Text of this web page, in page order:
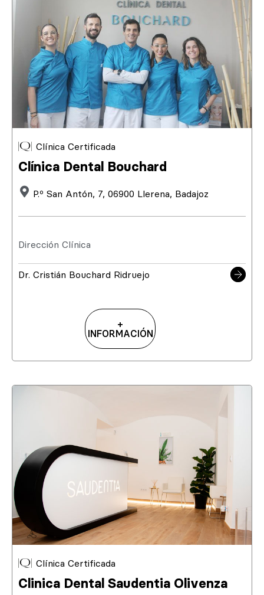
Clínica Certificada
Clínica Dental Bouchard
P.º San Antón, 7, 06900 Llerena, Badajoz
Dirección Clínica
Dr. Cristián Bouchard Ridruejo
+
INFORMACIÓN
Clínica Certificada
Clinica Dental Saudentia Olivenza